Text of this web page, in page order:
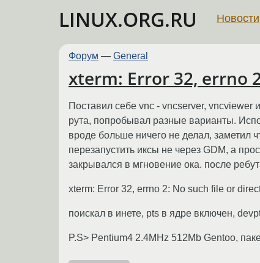
LINUX.ORG.RU Новости
Форум — General
xterm: Error 32, errno
Поставил себе vnc - vncserver, vncviewer
рута, попробывал разные варианты.
вроде больше ничего не делал, заметил
перезапустить иксы не через GDM, а
закрывался в мгновение ока. после
xterm: Error 32, errno 2: No such file or
поискал в инете, pts в ядре включен,
P.S> Pentium4 2.4MHz 512Mb Gentoo,